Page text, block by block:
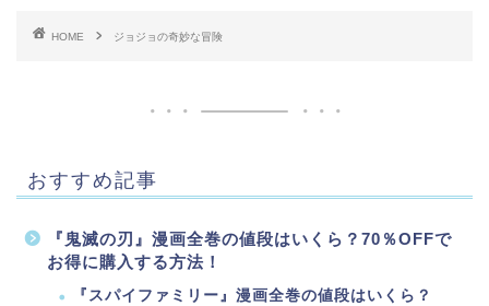
HOME ジョジョの奇妙な冒険
おすすめ記事
『鬼滅の刃』漫画全巻の値段はいくら？70％OFFで
お得に購入する方法！
『スパイファミリー』漫画全巻の値段はいくら？